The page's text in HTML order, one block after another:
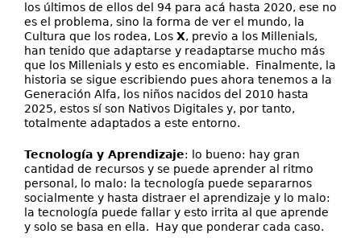
los últimos de ellos del 94 para acá hasta 2020, ese no
es el problema, sino la forma de ver el mundo, la
Cultura que los rodea, Los X, previo a los Millenials,
han tenido que adaptarse y readaptarse mucho más
que los Millenials y esto es encomiable. Finalmente, la
historia se sigue escribiendo pues ahora tenemos a la
Generación Alfa, los niños nacidos del 2010 hasta
2025, estos sí son Nativos Digitales y, por tanto,
totalmente adaptados a este entorno.
Tecnología y Aprendizaje: lo bueno: hay gran
cantidad de recursos y se puede aprender al ritmo
personal, lo malo: la tecnología puede separarnos
socialmente y hasta distraer el aprendizaje y lo malo:
la tecnología puede fallar y esto irrita al que aprende
y solo se basa en ella. Hay que ponderar cada caso.